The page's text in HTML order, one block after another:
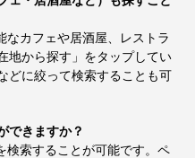
なカフェや居酒屋、レストラ
地から探す」をタップしてい
どに絞って検索することも可
できますか？
検索することが可能です。ペ